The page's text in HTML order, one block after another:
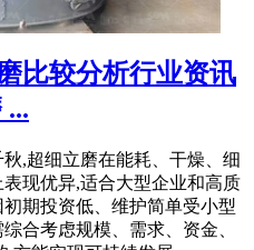
比较分析行业资讯
...
,超细立磨在能耗、干燥、细
现优异,适合大型企业和高质
期投资低、维护简单受小型
合考虑规模、需求、资金、